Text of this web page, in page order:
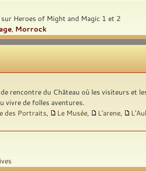
Heroes of Might and Magic 1 et 2
Morrock
rencontre du Château où les visiteurs et
vivre de folles aventures.
des Portraits Le Musée L'arene